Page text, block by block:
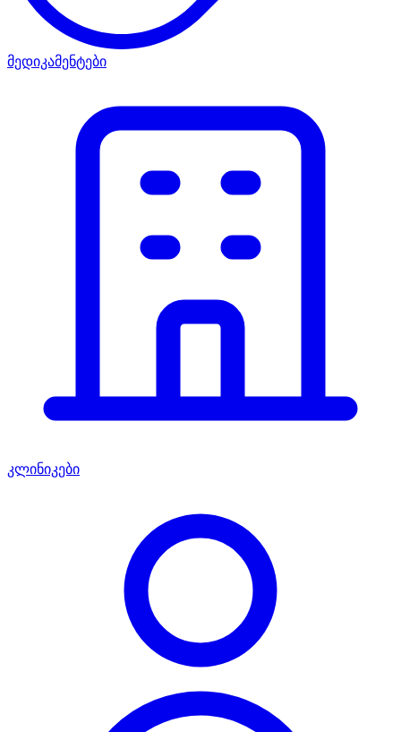
მედიკამენტები
კლინიკები